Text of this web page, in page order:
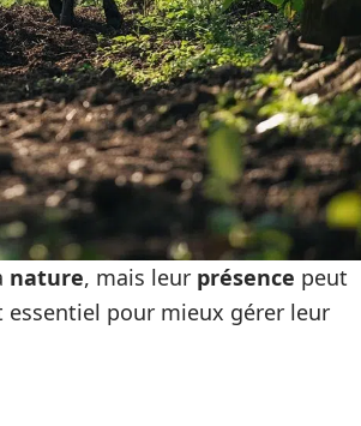
nature, mais leur présence peut
pour mieux gérer leur